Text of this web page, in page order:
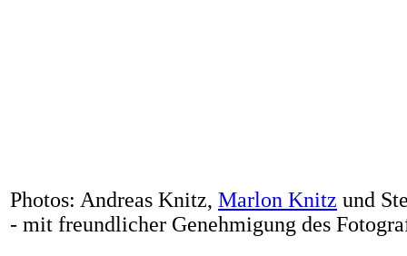
Photos: Andreas Knitz, Marlon Knitz und
- mit freundlicher Genehmigung des